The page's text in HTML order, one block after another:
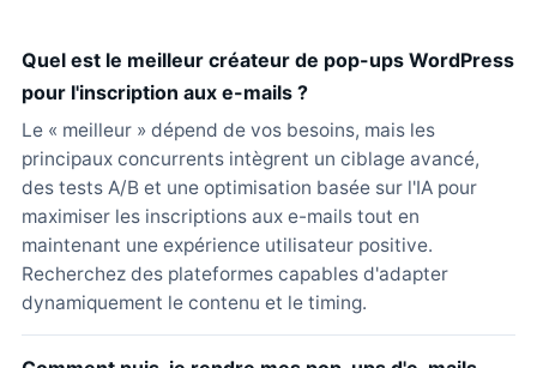
Quel est le meilleur créateur de pop-ups WordPress
pour l'inscription aux e-mails ?
Le « meilleur » dépend de vos besoins, mais les
principaux concurrents intègrent un ciblage avancé,
des tests A/B et une optimisation basée sur l'IA pour
maximiser les inscriptions aux e-mails tout en
maintenant une expérience utilisateur positive.
Recherchez des plateformes capables d'adapter
dynamiquement le contenu et le timing.